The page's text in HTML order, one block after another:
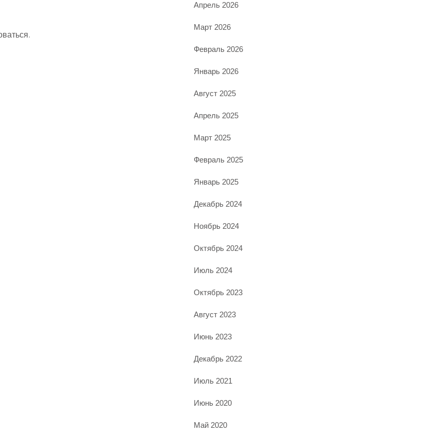
.
Апрель 2026
Март 2026
Февраль 2026
Январь 2026
Август 2025
Апрель 2025
Март 2025
Февраль 2025
Январь 2025
Декабрь 2024
Ноябрь 2024
Октябрь 2024
Июль 2024
Октябрь 2023
Август 2023
Июнь 2023
Декабрь 2022
Июль 2021
Июнь 2020
Май 2020